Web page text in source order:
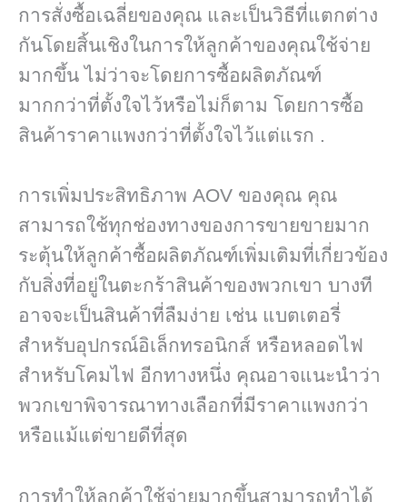
การสั่งซื้อเฉลี่ยของคุณ และเป็นวิธีที่แตกต่าง
กันโดยสิ้นเชิงในการให้ลูกค้าของคุณใช้จ่าย
มากขึ้น ไม่ว่าจะโดยการซื้อผลิตภัณฑ์
มากกว่าที่ตั้งใจไว้หรือไม่ก็ตาม โดยการซื้อ
สินค้าราคาแพงกว่าที่ตั้งใจไว้แต่แรก .
การเพิ่มประสิทธิภาพ AOV ของคุณ คุณ
สามารถใช้ทุกช่องทางของการขายขายมาก
ระตุ้นให้ลูกค้าซื้อผลิตภัณฑ์เพิ่มเติมที่เกี่ยวข้อง
กับสิ่งที่อยู่ในตะกร้าสินค้าของพวกเขา บางที
อาจจะเป็นสินค้าที่ลืมง่าย เช่น แบตเตอรี่
สำหรับอุปกรณ์อิเล็กทรอนิกส์ หรือหลอดไฟ
สำหรับโคมไฟ อีกทางหนึ่ง คุณอาจแนะนำว่า
พวกเขาพิจารณาทางเลือกที่มีราคาแพงกว่า
หรือแม้แต่ขายดีที่สุด
การทำให้ลูกค้าใช้จ่ายมากขึ้นสามารถทำได้